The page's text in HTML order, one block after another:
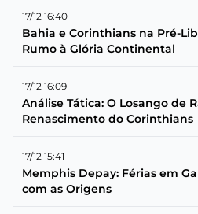
17/12 16:40
Bahia e Corinthians na Pré-
Rumo à Glória Continental
17/12 16:09
Análise Tática: O Losango de
Renascimento do Corinthians
17/12 15:41
Memphis Depay: Férias em
com as Origens